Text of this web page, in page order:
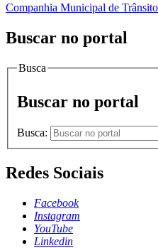
Companhia Municipal de
Buscar no portal
Busca
Buscar no portal
Busca:
Redes Sociais
Facebook
Instagram
YouTube
Linkedin